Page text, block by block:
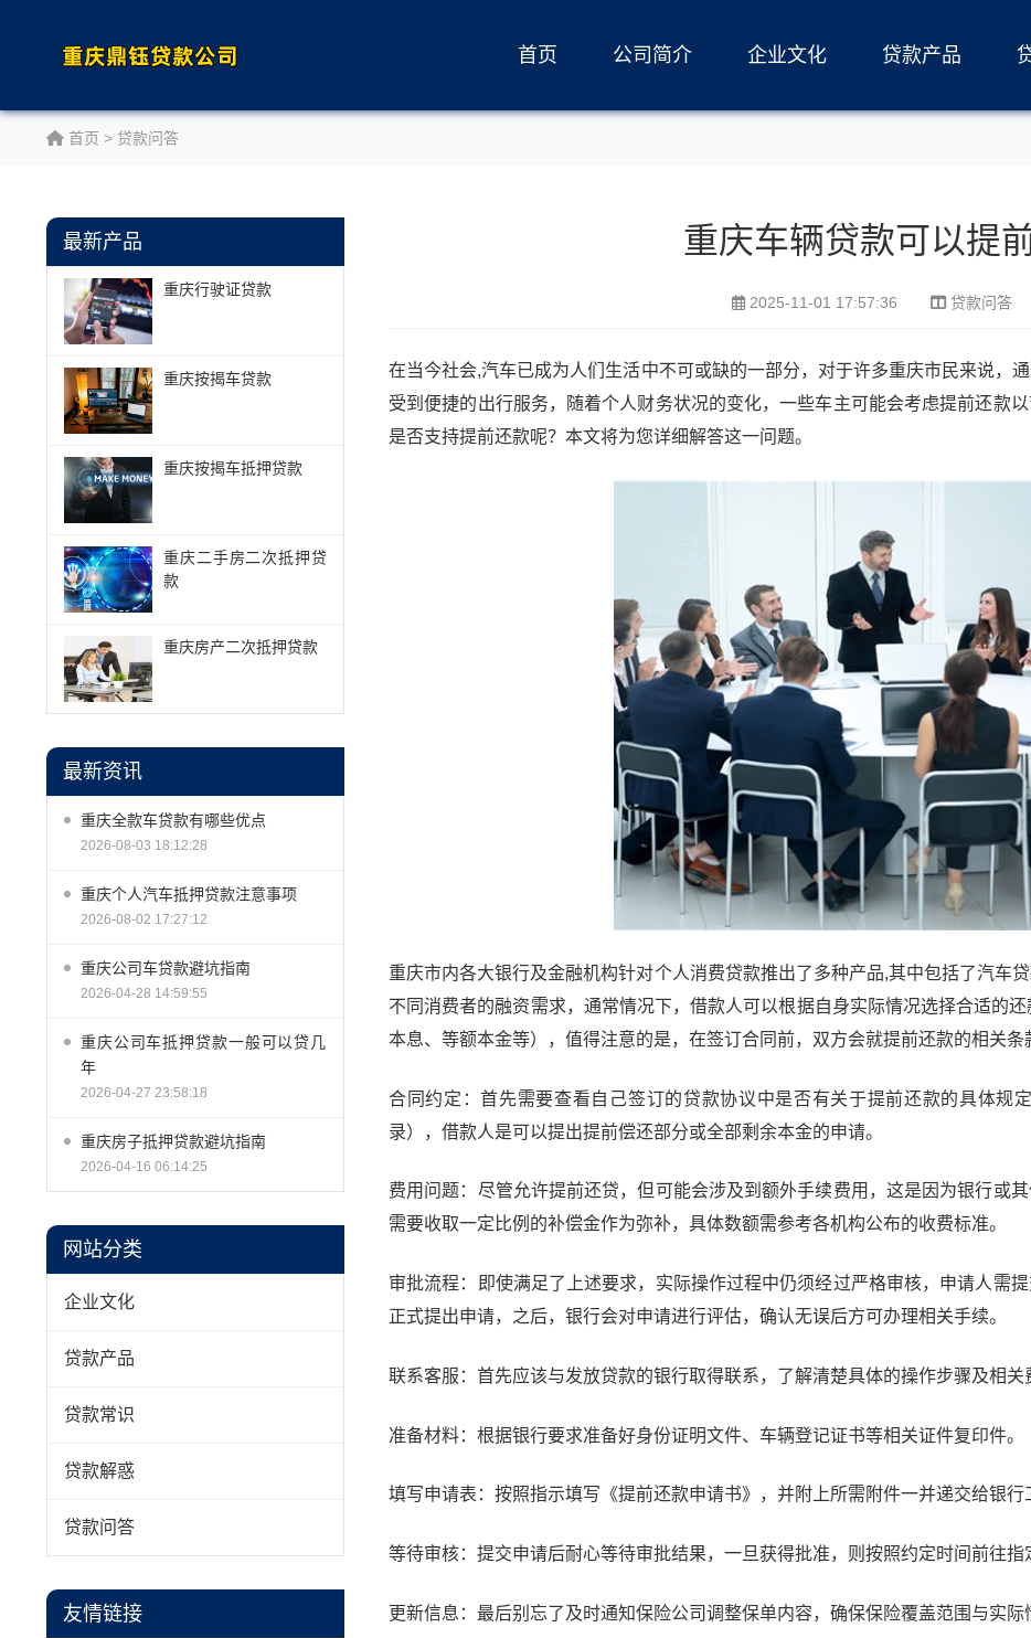
首页 公司简介 企业文化 贷款产品
首页 > 贷款问答
最新产品
重庆行驶证贷款
重庆按揭车贷款
重庆按揭车抵押贷款
重庆二手房二次抵押贷
款
重庆房产二次抵押贷款
最新资讯
重庆全款车贷款有哪些优点
2026-08-03 18:12:28
重庆个人汽车抵押贷款注意事项
2026-08-02 17:27:12
重庆公司车贷款避坑指南
2026-04-28 14:59:55
重庆公司车抵押贷款一般可以贷几
年
2026-04-27 23:58:18
重庆房子抵押贷款避坑指南
2026-04-16 06:14:25
网站分类
企业文化
贷款产品
贷款常识
贷款解惑
贷款问答
友情链接
重庆车辆贷款可以提
2025-11-01 17:57:36 贷款问答
在当今社会,汽车已成为人们生活中不可或缺的一部分，对于许多重庆市民来说，
受到便捷的出行服务，随着个人财务状况的变化，一些车主可能会考虑提前还款
是否支持提前还款呢？本文将为您详细解答这一问题。
重庆市内各大银行及金融机构针对个人消费贷款推出了多种产品,其中包括了汽车
不同消费者的融资需求，通常情况下，借款人可以根据自身实际情况选择合适的
本息、等额本金等），值得注意的是，在签订合同前，双方会就提前还款的相关条
合同约定：首先需要查看自己签订的贷款协议中是否有关于提前还款的具体规
录），借款人是可以提出提前偿还部分或全部剩余本金的申请。
费用问题：尽管允许提前还贷，但可能会涉及到额外手续费用，这是因为银行或
需要收取一定比例的补偿金作为弥补，具体数额需参考各机构公布的收费标准。
审批流程：即使满足了上述要求，实际操作过程中仍须经过严格审核，申请人需
正式提出申请，之后，银行会对申请进行评估，确认无误后方可办理相关手续。
联系客服：首先应该与发放贷款的银行取得联系，了解清楚具体的操作步骤及相关
准备材料：根据银行要求准备好身份证明文件、车辆登记证书等相关证件复印件。
填写申请表：按照指示填写《提前还款申请书》，并附上所需附件一并递交给银行
等待审核：提交申请后耐心等待审批结果，一旦获得批准，则按照约定时间前往指
更新信息：最后别忘了及时通知保险公司调整保单内容，确保保险覆盖范围与实际